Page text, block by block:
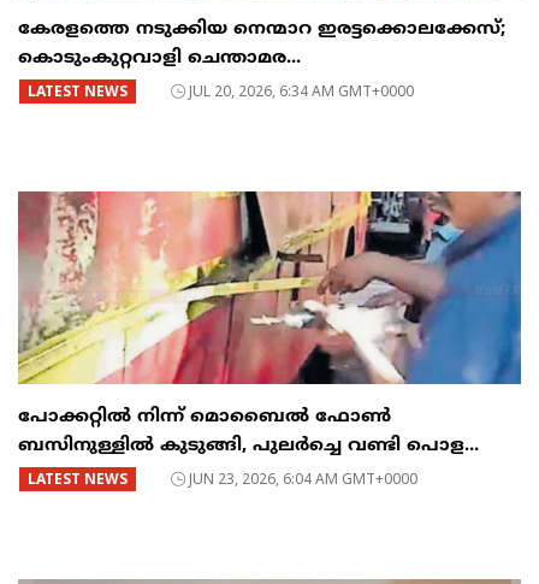
കേരളത്തെ നടുക്കിയ നെന്മാറ ഇരട്ടക്കൊലക്കേസ്;
കൊടുംകുറ്റവാളി ചെന്താമര...
LATEST NEWS JUL 20, 2026, 6:34 AM GMT+0000
പോക്കറ്റിൽ നിന്ന് മൊബൈൽ ഫോൺ
ബസിനുള്ളിൽ കുടുങ്ങി, പുലർച്ചെ വണ്ടി പൊള...
LATEST NEWS JUN 23, 2026, 6:04 AM GMT+0000